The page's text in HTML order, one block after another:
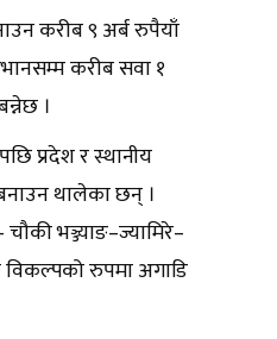
करीब ९ अर्ब रुपैयाँ
करीब सवा १
।
प्रदेश र स्थानीय
थालेका छन् ।
भञ्ज्याङ–ज्यामिरे–
रुपमा अगाडि